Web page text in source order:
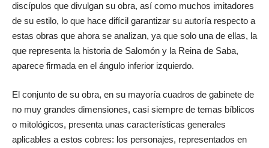
discípulos que divulgan su obra, así como muchos imitadores
de su estilo, lo que hace difícil garantizar su autoría respecto a
estas obras que ahora se analizan, ya que solo una de ellas, la
que representa la historia de Salomón y la Reina de Saba,
aparece firmada en el ángulo inferior izquierdo.
El conjunto de su obra, en su mayoría cuadros de gabinete de
no muy grandes dimensiones, casi siempre de temas bíblicos
o mitológicos, presenta unas características generales
aplicables a estos cobres: los personajes, representados en